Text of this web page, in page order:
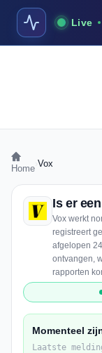
Live
Home Vox
Is er
Vox werkt
registreert
afgelopen
ontvangen,
rapporten
Momenteel
Laatste